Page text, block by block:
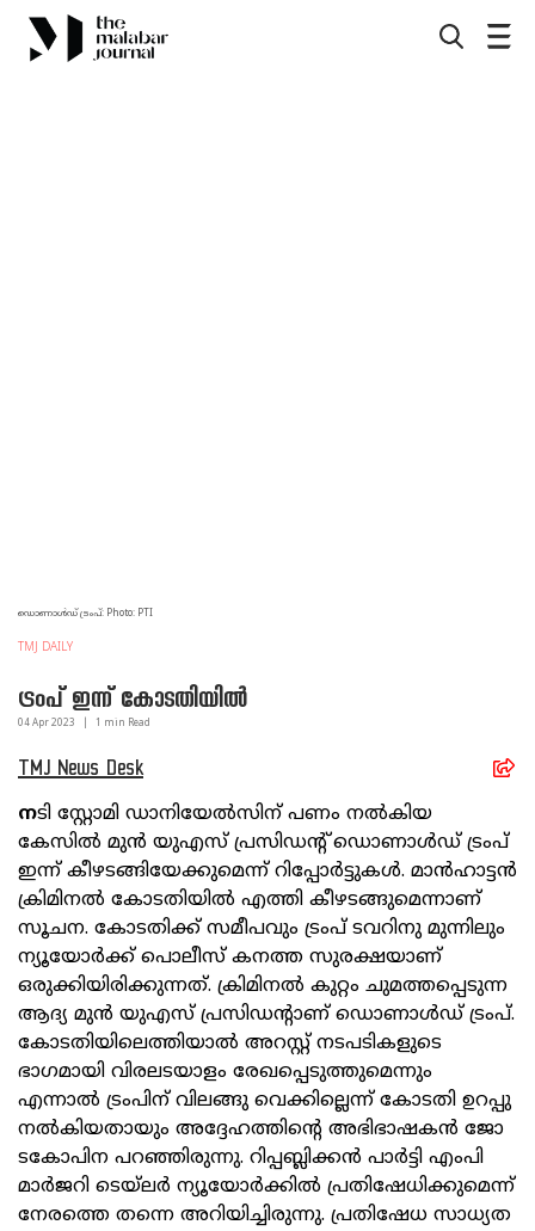
ഡൊണാൾഡ് ട്രംപ്: Photo: PTI
TMJ DAILY
ട്രംപ് ഇന്ന് കോടതിയിൽ
04 Apr 2023 1 min Read
TMJ News Desk
നടി സ്റ്റോമി ഡാനിയേൽസിന് പണം നൽകിയ
കേസിൽ മുൻ യുഎസ് പ്രസിഡന്റ് ഡൊണാൾഡ് ട്രംപ്
ഇന്ന് കീഴടങ്ങിയേക്കുമെന്ന് റിപ്പോർട്ടുകൾ. മാൻഹാട്ടൻ
ക്രിമിനൽ കോടതിയിൽ എത്തി കീഴടങ്ങുമെന്നാണ്
സൂചന. കോടതിക്ക് സമീപവും ട്രംപ് ടവറിനു മുന്നിലും
ന്യൂയോർക്ക് പൊലീസ് കനത്ത സുരക്ഷയാണ്
ഒരുക്കിയിരിക്കുന്നത്. ക്രിമിനൽ കുറ്റം ചുമത്തപ്പെടുന്ന
ആദ്യ മുൻ യുഎസ് പ്രസിഡന്റാണ് ഡൊണാൾഡ് ട്രംപ്.
കോടതിയിലെത്തിയാൽ അറസ്റ്റ് നടപടികളുടെ
ഭാഗമായി വിരലടയാളം രേഖപ്പെടുത്തുമെന്നും
എന്നാൽ ട്രംപിന് വിലങ്ങു വെക്കില്ലെന്ന് കോടതി ഉറപ്പു
നൽകിയതായും അദ്ദേഹത്തിന്റെ അഭിഭാഷകൻ ജോ
ടകോപിന പറഞ്ഞിരുന്നു. റിപ്പബ്ലിക്കൻ പാർട്ടി എംപി
മാർജറി ടെയ്‌ലർ ന്യൂയോർക്കിൽ പ്രതിഷേധിക്കുമെന്ന്
നേരത്തെ തന്നെ അറിയിച്ചിരുന്നു. പ്രതിഷേധ സാധ്യത